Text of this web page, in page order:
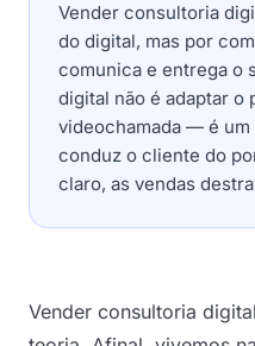
Vender consultoria
do digital, mas por
comunica e entrega o
digital não é adaptar o
videochamada — é
conduz o cliente do
claro, as vendas
Vender consultoria